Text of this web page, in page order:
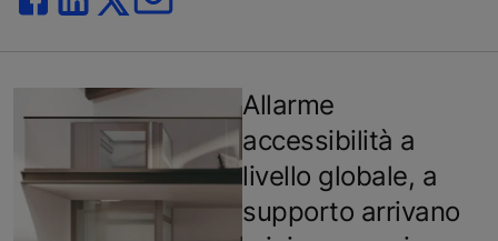
Allarme
accessibilità a
livello globale, a
supporto arrivano